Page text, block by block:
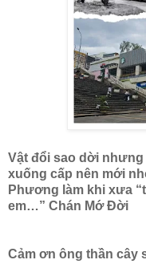
Vật đổi sao dời
xuống cấp nên mới
Phương làm khi xưa
em…” Chán Mớ Đời
Cảm ơn ông thần cây